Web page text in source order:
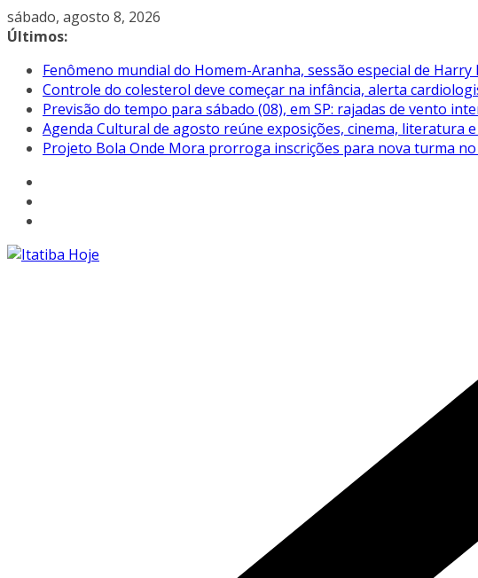
Pular
para
conteúdo
sábado, agosto 8, 2026
Últimos:
Fenômeno mundial do Homem-Aranha, sessão especial de
Controle do colesterol deve começar na infância, alerta
Previsão do tempo para sábado (08), em SP: rajadas de vento
Agenda Cultural de agosto reúne exposições, cinema, literatura
Projeto Bola Onde Mora prorroga inscrições para nova turma no